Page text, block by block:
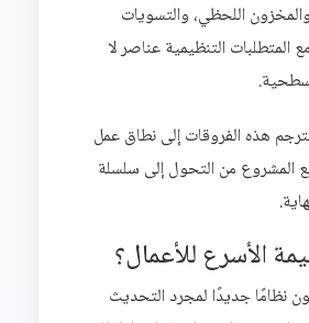
اللحظي، والتسويات
المتطلبات التنظيمية عناصر لا
تترجم هذه الفروقات إلى نطاق عمل
المشروع من التحول إلى سلسلة
الأسرع للأعمال؟
نظامًا جديدًا لمجرد التحديث